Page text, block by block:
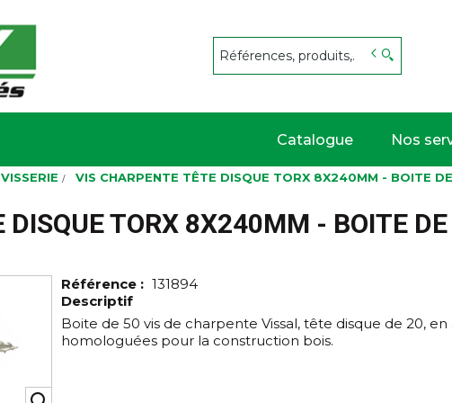
Catalogue Nos
VISSERIE VIS CHARPENTE TÊTE DISQUE TORX 8X240MM - BOITE
DISQUE TORX 8X240MM - BOITE
Référence : 131894
Descriptif
Boite de 50 vis de charpente Vissal, tête disque de 20,
homologuées pour la construction bois.